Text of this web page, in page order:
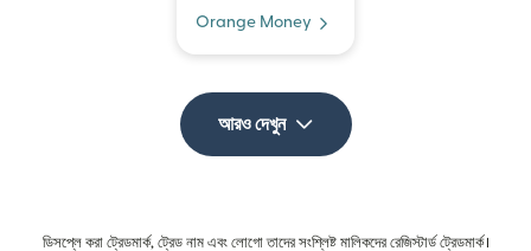
Orange Money
আরও দেখুন
ডিসপ্লে করা ট্রেডমার্ক, ট্রেড নাম এবং লোগো তাদের সংশ্লিষ্ট মালিকদের রেজিস্টার্ড ট্রেডমার্ক।